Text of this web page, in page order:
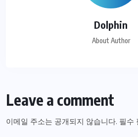
Dolphin
About Author
Leave a comment
이메일 주소는 공개되지 않습니다. 필수